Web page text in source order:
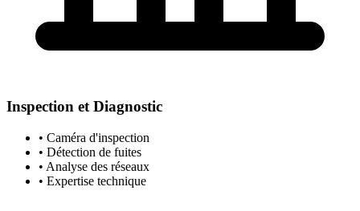
Inspection et Diagnostic
• Caméra d'inspection
• Détection de fuites
• Analyse des réseaux
• Expertise technique